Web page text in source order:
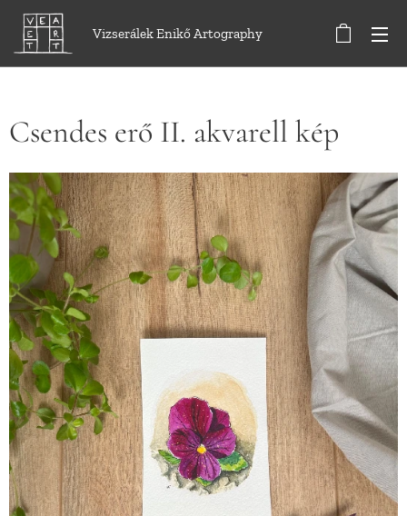
Vizserálek Enikő Artography
Csendes erő II. akvarell kép